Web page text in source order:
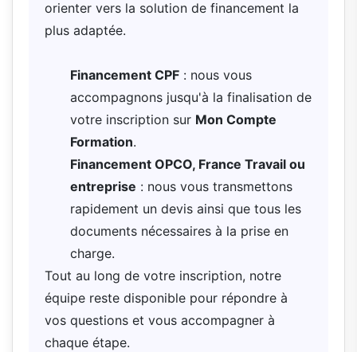
orienter vers la solution de financement la
plus adaptée.
Financement CPF : nous vous
accompagnons jusqu'à la finalisation de
votre inscription sur Mon Compte
Formation.
Financement OPCO, France Travail ou
entreprise : nous vous transmettons
rapidement un devis ainsi que tous les
documents nécessaires à la prise en
charge.
Tout au long de votre inscription, notre
équipe reste disponible pour répondre à
vos questions et vous accompagner à
chaque étape.